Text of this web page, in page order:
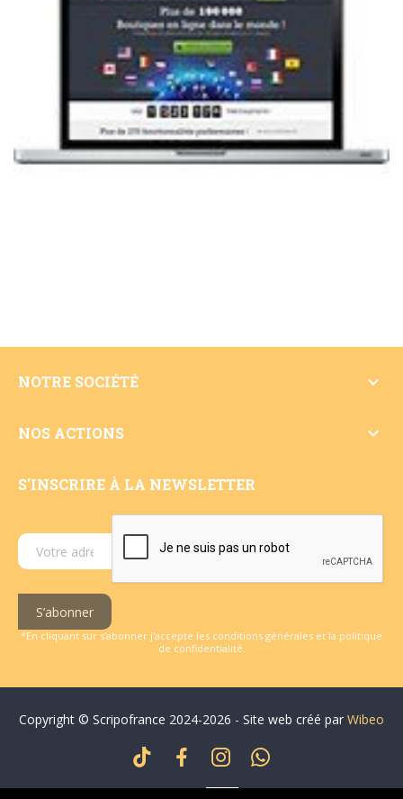
NOTRE SOCIÉTÉ 
NOS ACTIONS 
S'INSCRIRE À LA NEWSLETTER
S’abonner
*En cliquant sur s'abonner j'accepte les conditions générales et la politique
de confidentialité.
Copyright © Scripofrance 2024-2026 - Site web créé par Wibeo